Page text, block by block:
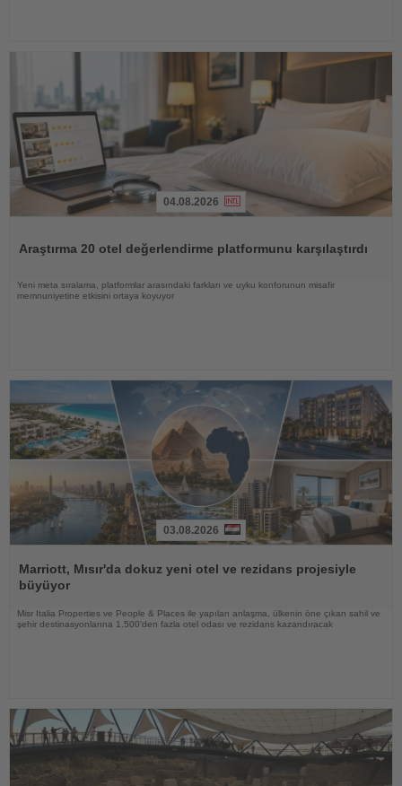
04.08.2026
Araştırma 20 otel değerlendirme platformunu karşılaştırdı
Yeni meta sıralama, platformlar arasındaki farkları ve uyku konforunun misafir
memnuniyetine etkisini ortaya koyuyor
Oku
03.08.2026
Marriott, Mısır'da dokuz yeni otel ve rezidans projesiyle
büyüyor
Misr Italia Properties ve People & Places ile yapılan anlaşma, ülkenin öne çıkan sahil ve
şehir destinasyonlarına 1.500'den fazla otel odası ve rezidans kazandıracak